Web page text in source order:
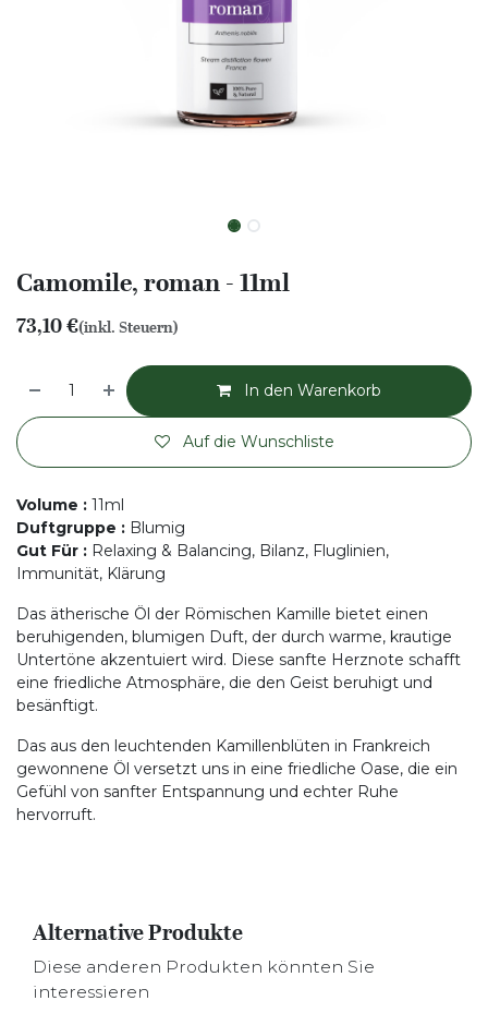
Camomile, roman - 11ml
73,10€(inkl. Steuern)
In den Warenkorb
Auf die Wunschliste
Volume : 11ml
Duftgruppe : Blumig
Gut Für : Relaxing & Balancing, Bilanz, Fluglinien,
Immunität, Klärung
Das ätherische Öl der Römischen Kamille bietet einen
beruhigenden, blumigen Duft, der durch warme, krautige
Untertöne akzentuiert wird. Diese sanfte Herznote schafft
eine friedliche Atmosphäre, die den Geist beruhigt und
besänftigt.
Das aus den leuchtenden Kamillenblüten in Frankreich
gewonnene Öl versetzt uns in eine friedliche Oase, die ein
Gefühl von sanfter Entspannung und echter Ruhe
hervorruft.
Alternative Produkte
Diese anderen Produkten könnten Sie
interessieren